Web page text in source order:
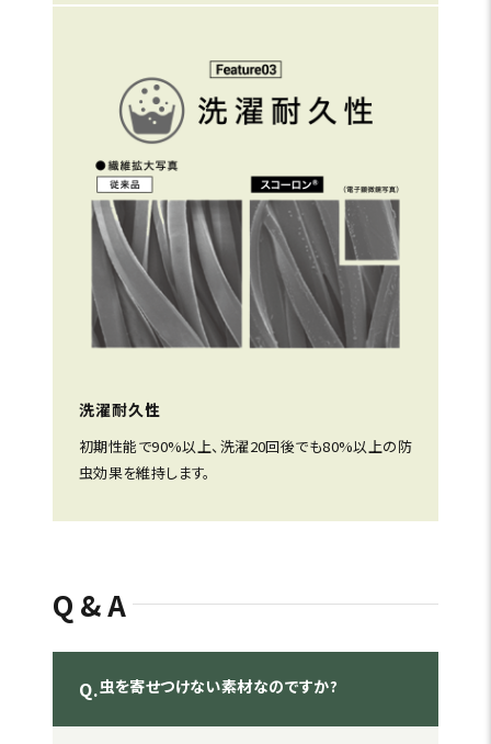
洗濯耐久性
初期性能で90%以上、洗濯20回後でも80%以上の防
虫効果を維持します。
Q&A
Q.虫を寄せつけない素材なのですか?